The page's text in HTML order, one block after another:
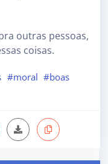
outras pessoas,
coisas.
#moral #boas